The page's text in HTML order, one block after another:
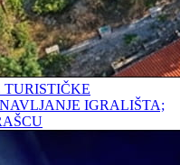
IGRALIŠTA;